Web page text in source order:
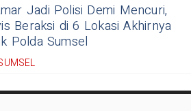
Jadi Polisi Demi Mencuri,
Beraksi di 6 Lokasi Akhirnya
Polda Sumsel